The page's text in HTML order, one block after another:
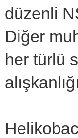
düzenli
Diğer
her türlü